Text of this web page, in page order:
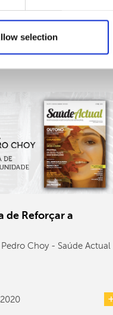
selection
de Reforçar a
Choy - Saúde Actual